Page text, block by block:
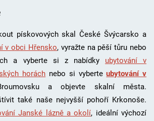
pískovových skal České Švýcarsko a
v obci Hřensko, vyražte na pěší tůru nebo
a vyberte si z nabídky ubytování v
horách nebo si vyberteubytování v
a objevte skalní města.
také naše nejvyšší pohoří Krkonoše.
Janské lázně a okolí, ideální výchozí